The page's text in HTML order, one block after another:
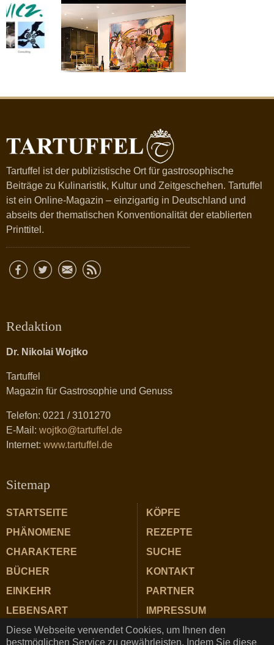
Diese Webseite verwendet Cookies, um Ihnen den
bestmöglichen Service zu gewährleisten. Indem Sie diese
Tartuffel ist der publizistische Ort für gastrosophische
Beiträge zu Kulinaristik, Kultur und Zeitgeschehen. Tartuffel
ist ein Online-Magazin – einzigartig in Deutschland und
abseits der thematischen Konventionalität der etablierten
Printtitel.
Redaktion
Dr. Nikolai Wojtko
Tartuffel
Magazin für Gastrosophie und Genuss
Telefon: 0221 / 3101270
E-Mail: wojtko@tartuffel.de
Internet: www.tartuffel.de
Sitemap
STARTSEITE
PHÄNOMENE
CHARAKTERE
BÜCHER
EINKEHR
LEBENSART
ZUTATEN
KÖPFE
REZEPTE
SUCHE
KONTAKT
PARTNER
IMPRESSUM
DATENSCHUTZ